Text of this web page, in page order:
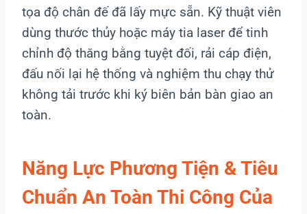
tọa độ chân đế đã lấy mực sẵn. Kỹ thuật viên
dùng thước thủy hoặc máy tia laser để tinh
chỉnh độ thăng bằng tuyệt đối, rải cáp điện,
đấu nối lại hệ thống và nghiệm thu chạy thử
không tải trước khi ký biên bản bàn giao an
toàn.
Năng Lực Phương Tiện & Tiêu
Chuẩn An Toàn Thi Công Của